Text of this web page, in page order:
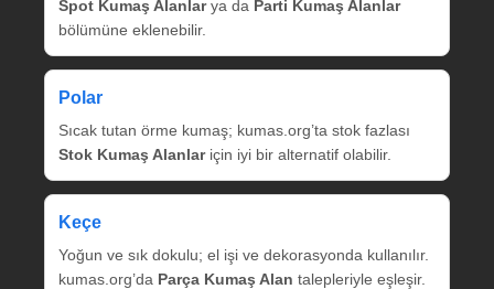
Spot Kumaş Alanlarya da Parti Kumaş Alanlar
bölümüne eklenebilir.
Polar
Sıcak tutan örme kumaş; kumas.org’ta stok fazlası
Stok Kumaş Alanlariçin iyi bir alternatif olabilir.
Keçe
Yoğun ve sık dokulu; el işi ve dekorasyonda kullanılır.
kumas.org’da Parça Kumaş Alan talepleriyle eşleşir.